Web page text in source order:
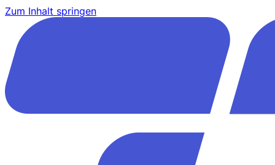
Zum Inhalt springen